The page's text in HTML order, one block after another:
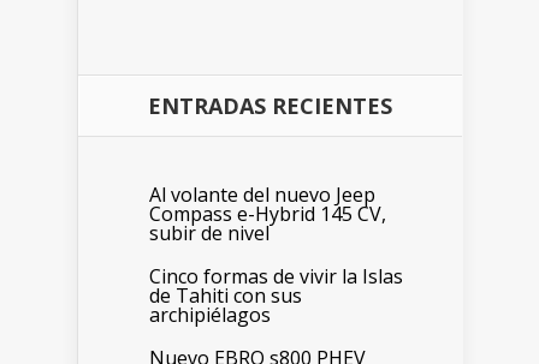
ENTRADAS RECIENTES
Al volante del nuevo Jeep
Compass e-Hybrid 145 CV,
subir de nivel
Cinco formas de vivir la Islas
de Tahiti con sus
archipiélagos
Nuevo EBRO s800 PHEV